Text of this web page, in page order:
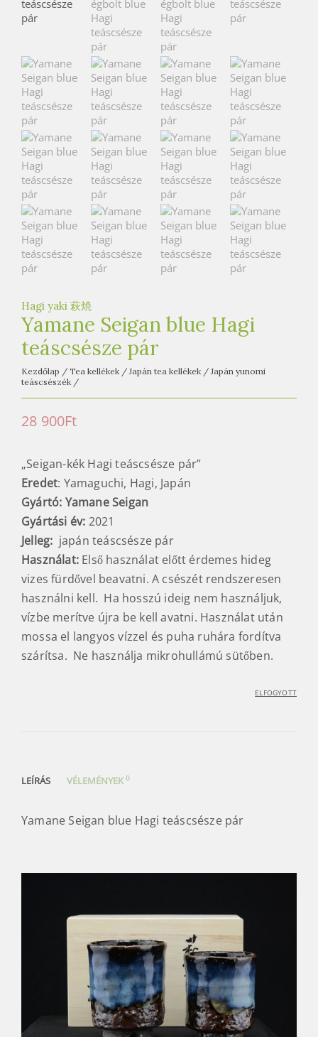
t
a
h
á
z
Hagi yaki 萩焼
Yamane Seigan blue Hagi
teáscsésze pár
Kezdőlap / Tea kellékek / Japán tea kellékek / Japán yunomi
teáscsészék /
28 900Ft
„Seigan-kék Hagi teáscsésze pár”
Eredet: Yamaguchi, Hagi, Japán
Gyártó: Yamane Seigan
Gyártási év: 2021
Jelleg: japán teáscsésze pár
Használat: Első használat előtt érdemes hideg
vizes fürdővel beavatni. A csészét rendszeresen
használni kell. Ha hosszú ideig nem használjuk,
vízbe merítve újra be kell avatni. Használat után
mossa el langyos vízzel és puha ruhára fordítva
szárítsa. Ne használja mikrohullámú sütőben.
ELFOGYOTT
LEÍRÁS VÉLEMÉNYEK0
Yamane Seigan blue Hagi teáscsésze pár